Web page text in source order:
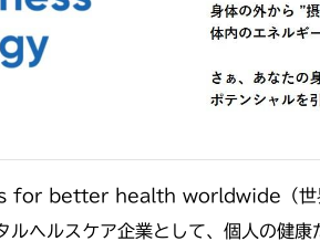
health worldwide（世界の
ヘルスケア企業として、個人の健